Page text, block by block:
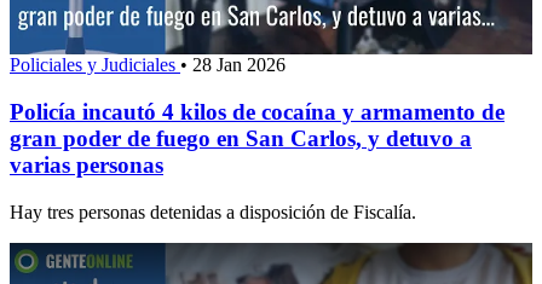
Policiales y Judiciales • 28 Jan 2026
Policía incautó 4 kilos de cocaína y armamento de
gran poder de fuego en San Carlos, y detuvo a
varias personas
Hay tres personas detenidas a disposición de Fiscalía.